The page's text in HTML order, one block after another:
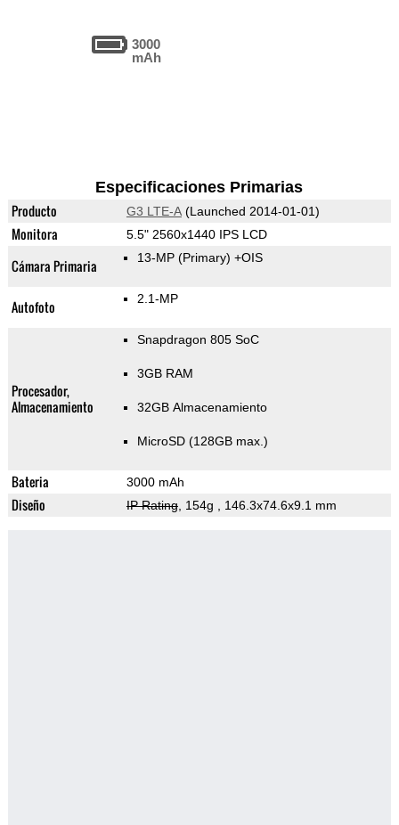
3000
mAh
Especificaciones Primarias
Producto G3 LTE-A(Launched 2014-01-01)
Monitora 5.5" 2560x1440 IPS LCD
Cámara Primaria 13-MP (Primary) +OIS
Autofoto 2.1-MP
Procesador,
Almacenamiento
Snapdragon 805 SoC
3GB RAM
32GB Almacenamiento
MicroSD (128GB max.)
Bateria 3000 mAh
Diseño IP Rating, 154g , 146.3x74.6x9.1 mm